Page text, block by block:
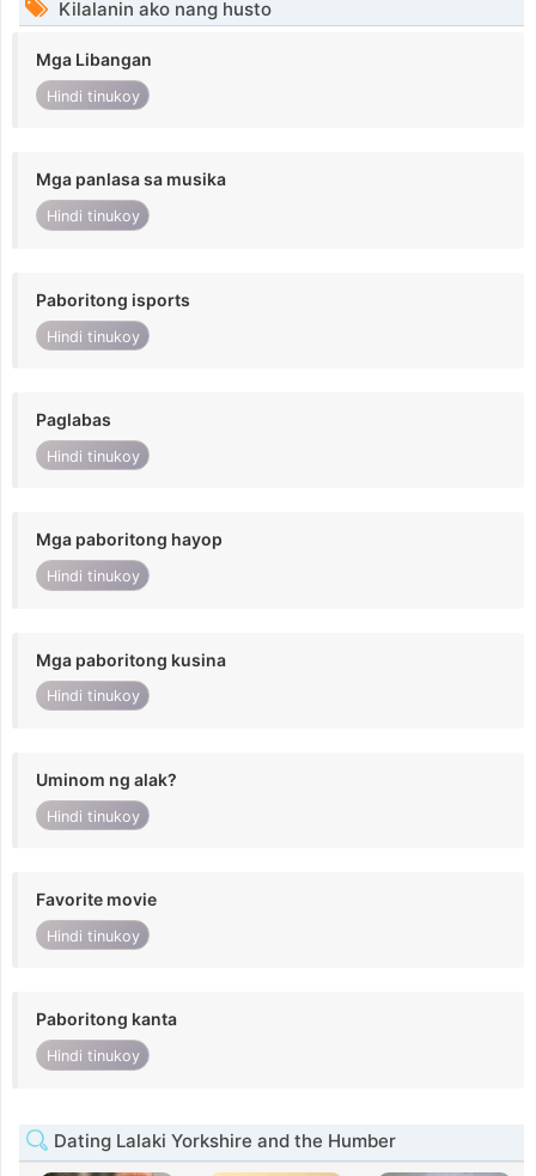
Kilalanin ako nang husto
Mga Libangan
Hindi tinukoy
Mga panlasa sa musika
Hindi tinukoy
Paboritong isports
Hindi tinukoy
Paglabas
Hindi tinukoy
Mga paboritong hayop
Hindi tinukoy
Mga paboritong kusina
Hindi tinukoy
Uminom ng alak?
Hindi tinukoy
Favorite movie
Hindi tinukoy
Paboritong kanta
Hindi tinukoy
Dating Lalaki Yorkshire and the Humber